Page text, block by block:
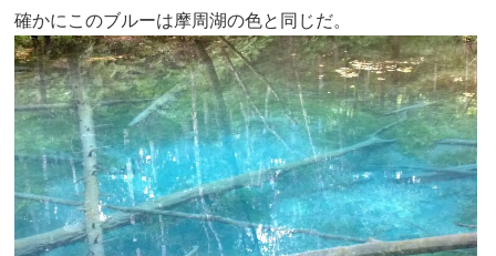
確かにこのブルーは摩周湖の色と同じだ。